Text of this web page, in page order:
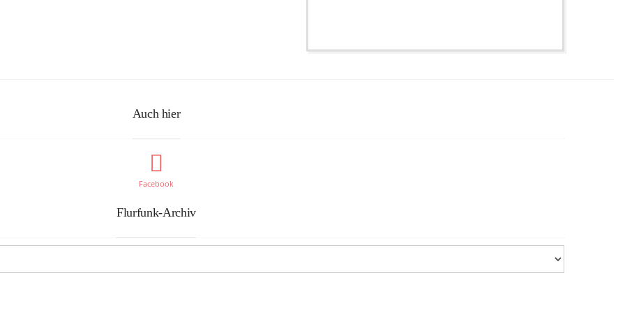
Auch hier
Facebook
Flurfunk-Archiv